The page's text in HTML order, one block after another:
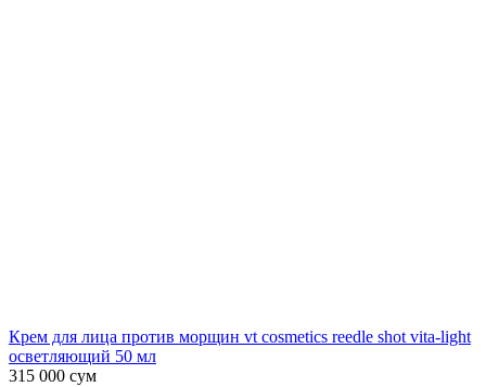
Крем для лица против морщин vt cosmetics reedle shot vita-light
осветляющий 50 мл
315 000 сум